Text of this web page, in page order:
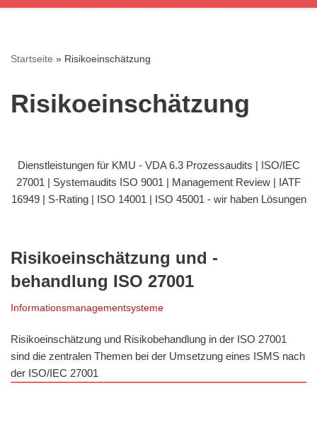
Startseite » Risikoeinschätzung
Risikoeinschätzung
Dienstleistungen für KMU - VDA 6.3 Prozessaudits | ISO/IEC
27001 | Systemaudits ISO 9001 | Management Review | IATF
16949 | S-Rating | ISO 14001 | ISO 45001 - wir haben Lösungen
Risikoeinschätzung und -
behandlung ISO 27001
Informationsmanagementsysteme
Risikoeinschätzung und Risikobehandlung in der ISO 27001
sind die zentralen Themen bei der Umsetzung eines ISMS nach
der ISO/IEC 27001